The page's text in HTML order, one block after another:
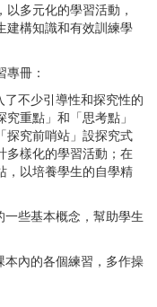
多元化的學習活動，
建構知識和有效訓練學
冊：
不少引導性和探究性的
重點」和「思考點」
探究前哨站」設探究式
多樣化的學習活動；在
，以培養學生的自學精
些基本概念，幫助學生
內的各個練習，多作操